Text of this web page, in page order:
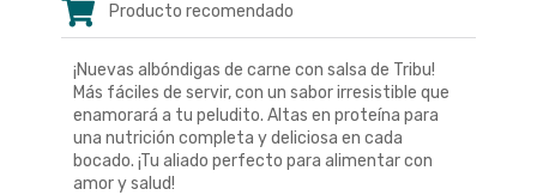
Producto recomendado
¡Nuevas albóndigas de carne con salsa de Tribu!
Más fáciles de servir, con un sabor irresistible que
enamorará a tu peludito. Altas en proteína para
una nutrición completa y deliciosa en cada
bocado. ¡Tu aliado perfecto para alimentar con
amor y salud!